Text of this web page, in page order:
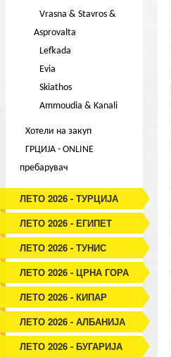
Vrasna & Stavros &
Asprovalta
Lefkada
Evia
Skiathos
Ammoudia & Kanali
Хотели на закуп
ГРЦИЈА - ONLINE
пребарувач
ЛЕТО 2026 - ТУРЦИЈА
ЛЕТО 2026 - ЕГИПЕТ
ЛЕТО 2026 - ТУНИС
ЛЕТО 2026 - ЦРНА ГОРА
ЛЕТО 2026 - КИПАР
ЛЕТО 2026 - АЛБАНИЈА
ЛЕТО 2026 - БУГАРИЈА